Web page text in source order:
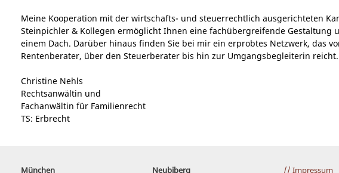
Meine Kooperation mit der wirtschafts- und steuerrechtlich ausgerichteten
Steinpichler & Kollegen ermöglicht Ihnen eine fachübergreifende Gestaltung
einem Dach. Darüber hinaus finden Sie bei mir ein erprobtes Netzwerk, das
Rentenberater, über den Steuerberater bis hin zur Umgangsbegleiterin reicht.
Christine Nehls
Rechtsanwältin und
Fachanwältin für Familienrecht
TS: Erbrecht
München Neubiberg // Impressum